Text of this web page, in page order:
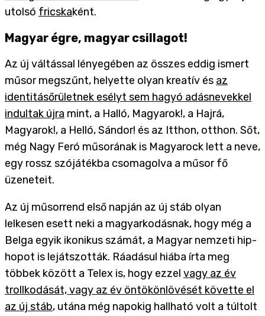
utolsó fricskaként.
Magyar égre, magyar csillagot!
Az új váltással lényegében az összes eddig ismert
műsor megszűnt, helyette olyan kreatív és az
identitásőrületnek esélyt sem hagyó adásnevekkel
indultak újra mint, a Halló, Magyarok!, a Hajrá,
Magyarok!, a Helló, Sándor! és az Itthon, otthon. Sőt,
még Nagy Feró műsorának is Magyarock lett a neve,
egy rossz szójátékba csomagolva a műsor fő
üzeneteit.
Az új műsorrend első napján az új stáb olyan
lelkesen esett neki a magyarkodásnak, hogy még a
Belga egyik ikonikus számát, a Magyar nemzeti hip-
hopot is lejátszották. Ráadásul hiába írta meg
többek között a Telex is, hogy ezzel vagy az év
trollkodását, vagy az év öntökönlövését követte el
az új stáb, utána még napokig hallható volt a túltolt